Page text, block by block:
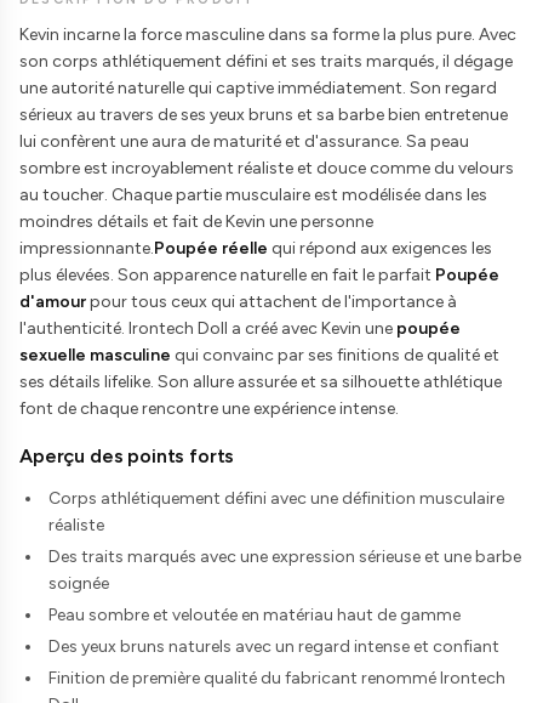
Kevin incarne la force masculine dans sa forme la plus pure. Avec
son corps athlétiquement défini et ses traits marqués, il dégage
une autorité naturelle qui captive immédiatement. Son regard
sérieux au travers de ses yeux bruns et sa barbe bien entretenue
lui confèrent une aura de maturité et d'assurance. Sa peau
sombre est incroyablement réaliste et douce comme du velours
au toucher. Chaque partie musculaire est modélisée dans les
moindres détails et fait de Kevin une personne
impressionnante.Poupée réelle qui répond aux exigences les
plus élevées. Son apparence naturelle en fait le parfait Poupée
d'amourpour tous ceux qui attachent de l'importance à
l'authenticité. Irontech Doll a créé avec Kevin une poupée
sexuelle masculine qui convainc par ses finitions de qualité et
ses détails lifelike. Son allure assurée et sa silhouette athlétique
font de chaque rencontre une expérience intense.
Aperçu des points forts
Corps athlétiquement défini avec une définition musculaire
réaliste
Des traits marqués avec une expression sérieuse et une barbe
soignée
Peau sombre et veloutée en matériau haut de gamme
Des yeux bruns naturels avec un regard intense et confiant
Finition de première qualité du fabricant renommé Irontech